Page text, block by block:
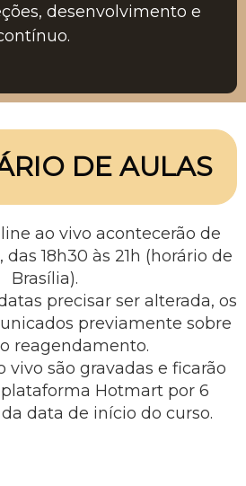
desenvolvimento e
DE AULAS
ao vivo acontecerão de
18h30 às 21h (horário de
Brasília).
precisar ser alterada, os
previamente sobre
reagendamento.
vivo são gravadas e ficarão
Hotmart por 6
data de início do curso.